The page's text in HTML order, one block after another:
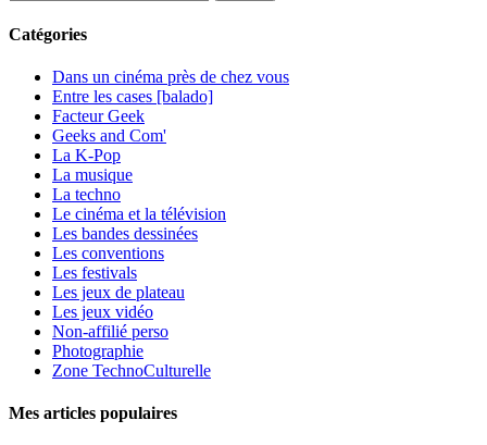
Catégories
Dans un cinéma près de chez vous
Entre les cases [balado]
Facteur Geek
Geeks and Com'
La K-Pop
La musique
La techno
Le cinéma et la télévision
Les bandes dessinées
Les conventions
Les festivals
Les jeux de plateau
Les jeux vidéo
Non-affilié perso
Photographie
Zone TechnoCulturelle
Mes articles populaires